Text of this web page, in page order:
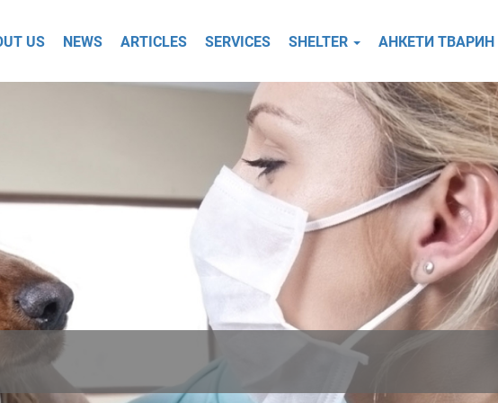
US NEWS ARTICLES SERVICES SHELTER АНКЕТИ ТВАРИН